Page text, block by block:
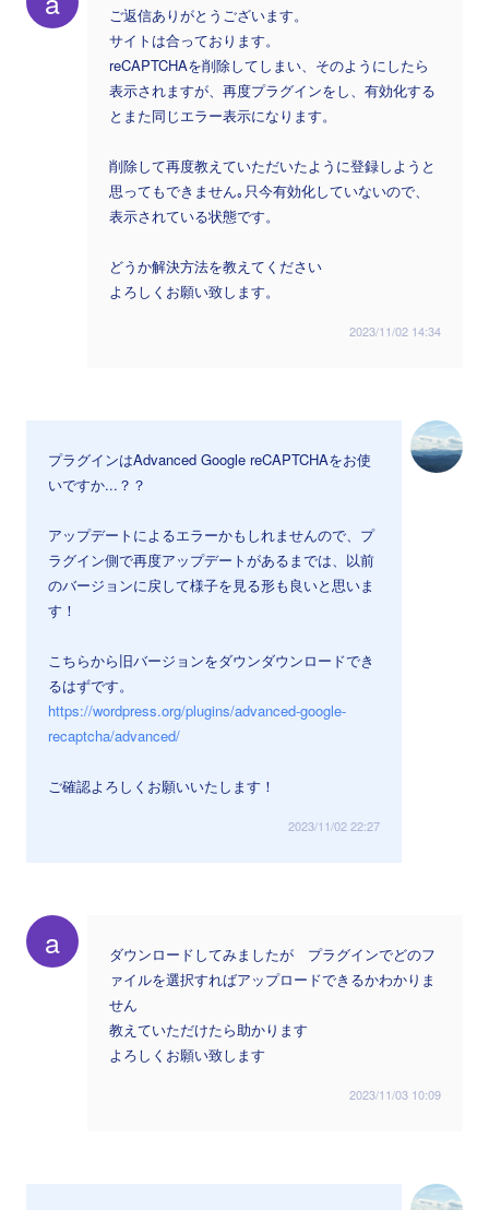
ご返信ありがとうございます。
サイトは合っております。
reCAPTCHAを削除してしまい、そのようにしたら
表示されますが、再度プラグインをし、有効化する
とまた同じエラー表示になります。
削除して再度教えていただいたように登録しようと
思ってもできません｡只今有効化していないので、
表示されている状態です。
どうか解決方法を教えてください
よろしくお願い致します。
2023/11/02 14:34
プラグインはAdvanced Google reCAPTCHAをお使
いですか...？？
アップデートによるエラーかもしれませんので、プ
ラグイン側で再度アップデートがあるまでは、以前
のバージョンに戻して様子を見る形も良いと思いま
す！
こちらから旧バージョンをダウンダウンロードでき
るはずです。
https://wordpress.org/plugins/advanced-google-
recaptcha/advanced/
ご確認よろしくお願いいたします！
2023/11/02 22:27
a
ダウンロードしてみましたが プラグインでどのフ
ァイルを選択すればアップロードできるかわかりま
せん
教えていただけたら助かります
よろしくお願い致します
2023/11/03 10:09